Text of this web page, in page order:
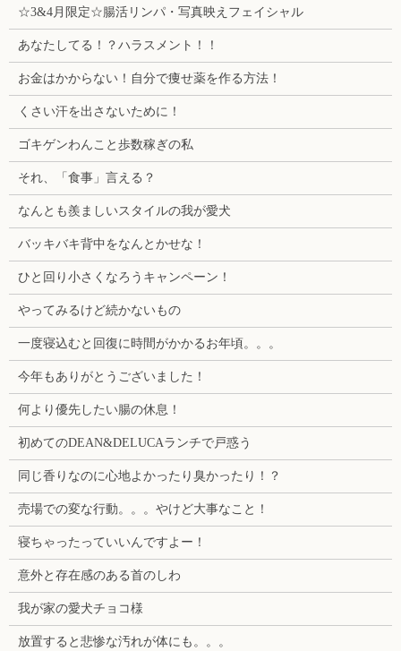
☆3&4月限定☆腸活リンパ・写真映えフェイシャル
あなたしてる！？ハラスメント！！
お金はかからない！自分で痩せ薬を作る方法！
くさい汗を出さないために！
ゴキゲンわんこと歩数稼ぎの私
それ、「食事」言える？
なんとも羨ましいスタイルの我が愛犬
バッキバキ背中をなんとかせな！
ひと回り小さくなろうキャンペーン！
やってみるけど続かないもの
一度寝込むと回復に時間がかかるお年頃。。。
今年もありがとうございました！
何より優先したい腸の休息！
初めてのDEAN&DELUCAランチで戸惑う
同じ香りなのに心地よかったり臭かったり！？
売場での変な行動。。。やけど大事なこと！
寝ちゃったっていいんですよー！
意外と存在感のある首のしわ
我が家の愛犬チョコ様
放置すると悲惨な汚れが体にも。。。